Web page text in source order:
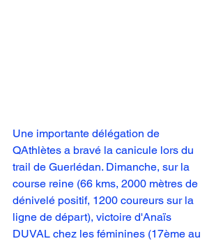
Une importante délégation de
QAthlètes a bravé la canicule lors du
trail de Guerlédan. Dimanche, sur la
course reine (66 kms, 2000 mètres de
dénivelé positif, 1200 coureurs sur la
ligne de départ), victoire d'Anaïs
DUVAL chez les féminines (17ème au